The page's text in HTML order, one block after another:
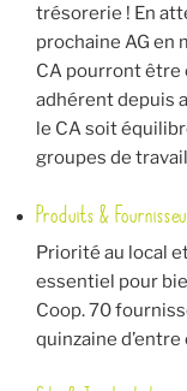
trésorerie ! En
prochaine AG en
CA pourront être
adhérent depuis
le CA soit
groupes de
Produits &
Priorité au local
essentiel pour
Coop. 70
quinzaine